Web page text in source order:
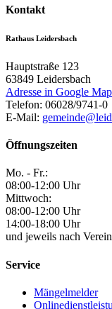
Kontakt
Rathaus Leidersbach
Hauptstraße 123
63849 Leidersbach
Adresse in Google
Telefon: 06028/9741-0
E-Mail:
Öffnungszeiten
Mo. - Fr.:
08:00-12:00 Uhr
Mittwoch:
08:00-12:00 Uhr
14:00-18:00 Uhr
und jeweils nach
Service
Mängelmelder